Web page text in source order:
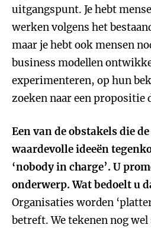
uitgangspunt. Je hebt
werken volgens het
maar je hebt ook mensen
business modellen
experimenteren, op hun
zoeken naar een propositie
Een van de obstakels die
waardevolle ideeën
‘nobody in charge’. U
onderwerp. Wat bedoelt u
Organisaties worden
betreft. We tekenen nog wel